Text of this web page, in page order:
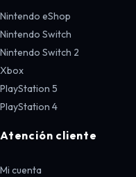
Nintendo eShop
Nintendo Switch
Nintendo Switch 2
Xbox
PlayStation 5
PlayStation 4
Atención cliente
Mi cuenta